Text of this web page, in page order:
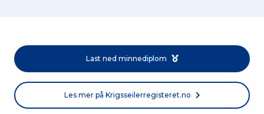
Last ned minnediplom
Les mer på Krigsseilerregisteret.no